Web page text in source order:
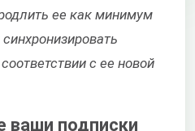
ее как минимум
с ее новой
ваши подписки